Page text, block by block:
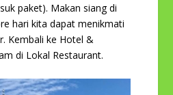
paket). Makan siang di
hari kita dapat menikmati
Kembali ke Hotel &
di Lokal Restaurant.